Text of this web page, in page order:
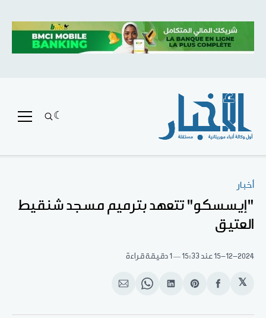
أخبار
"إيسسكو" تتعهد بترميم مسجد شنقيط
العتيق
15-12-2024 عند 15:33 1 دقيقة قراءة
𝕏
انشر
الفيسبوك
Share
Pinterest
انشر
لينكد
Share
WhatsApp
انشر
الإيميل